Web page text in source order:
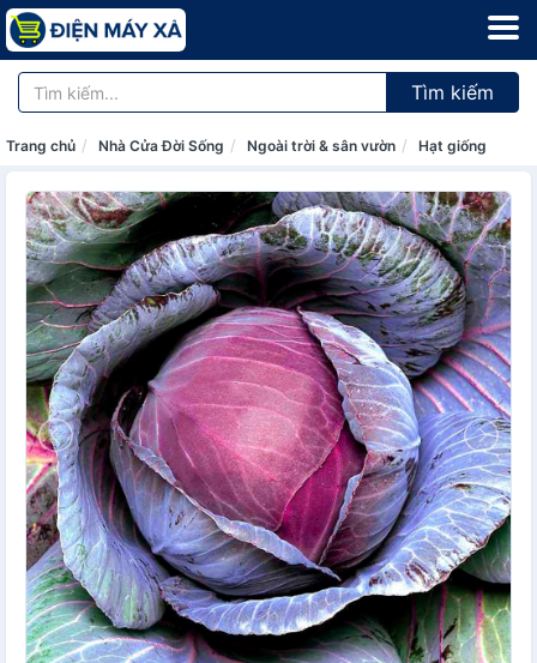
Tìm kiếm
Trang chủ Nhà Cửa Đời Sống Ngoài trời & sân vườn Hạt giống